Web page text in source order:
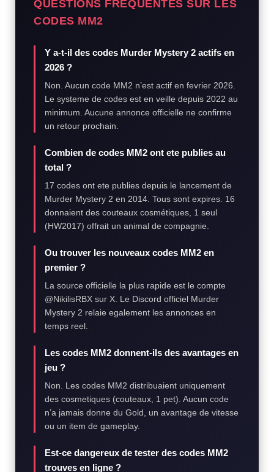
QUESTIONS FREQUENTES SUR LES
CODES MM2
Y a-t-il des codes Murder Mystery 2 actifs en
2026 ?
Non. Aucun code MM2 n’est actif en fevrier 2026.
Le systeme de codes est en veille depuis 2022 au
minimum. Aucune annonce officielle ne confirme
un retour prochain.
Combien de codes MM2 ont ete publies au
total ?
17 codes ont ete publies depuis le lancement de
Murder Mystery 2 en 2014. Tous sont expires. 16
donnaient des couteaux cosmétiques, 1 seul
(HW2017) offrait un animal de compagnie.
Ou trouver les nouveaux codes MM2 en
premier ?
La source officielle la plus rapide est le compte
@NikilisRBX sur X. Le Discord officiel Murder
Mystery 2 relaie egalement les annonces en
temps reel.
Les codes MM2 donnent-ils des avantages en
jeu ?
Non. Les codes MM2 distribuaient uniquement
des cosmetiques (couteaux, 1 pet). Aucun code
n’a jamais donne du Gold, un avantage de vitesse
ou un item de gameplay.
Est-ce dangereux de tester des codes MM2
trouves en ligne ?